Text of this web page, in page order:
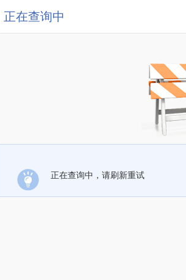
正在查询中
正在查询中，请刷新重试